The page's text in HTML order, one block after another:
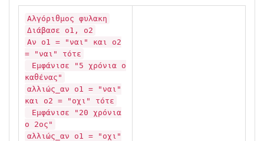
Αλγόριθμος φυλακη
Διάβασε ο1, ο2
Αν ο1 = "ναι" και ο2
= "ναι" τότε
Εμφάνισε "5 χρόνια ο
καθένας"
αλλιώς_αν ο1 = "ναι"
και ο2 = "οχι" τότε
Εμφάνισε "20 χρόνια
ο 2ος"
αλλιώς_αν ο1 = "οχι"